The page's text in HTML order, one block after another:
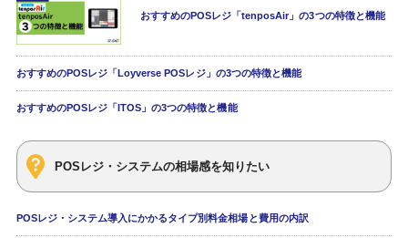
おすすめのPOSレジ「tenposAir」の3つの特徴と機能
おすすめのPOSレジ「Loyverse POSレジ」の3つの特徴と機能
おすすめのPOSレジ「ITOS」の3つの特徴と機能
POSレジ・システムの相場感を知りたい
POSレジ・システム導入にかかるタイプ別料金相場と費用の内訳